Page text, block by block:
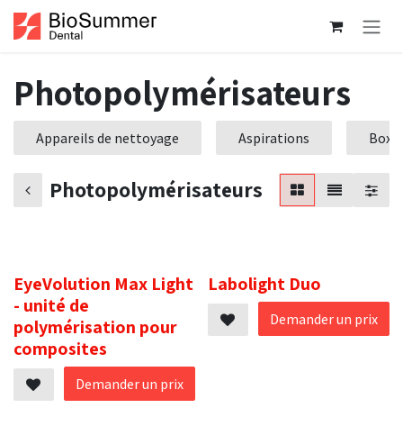
Se rendre au contenu
Photopolymérisateurs
Appareils de nettoyage Aspirations Box
Photopolymérisateurs
EyeVolution Max Light
- unité de
polymérisation pour
composites
Demander un prix
Labolight Duo
Demander un prix